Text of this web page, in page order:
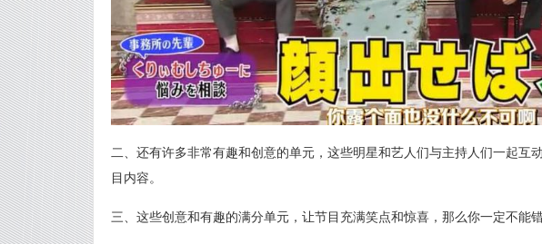
二、还有许多非常有趣和创意的单元，这些明星和艺人们与主持人们一起互
目内容。
三、这些创意和有趣的满分单元，让节目充满笑点和惊喜，那么你一定不能